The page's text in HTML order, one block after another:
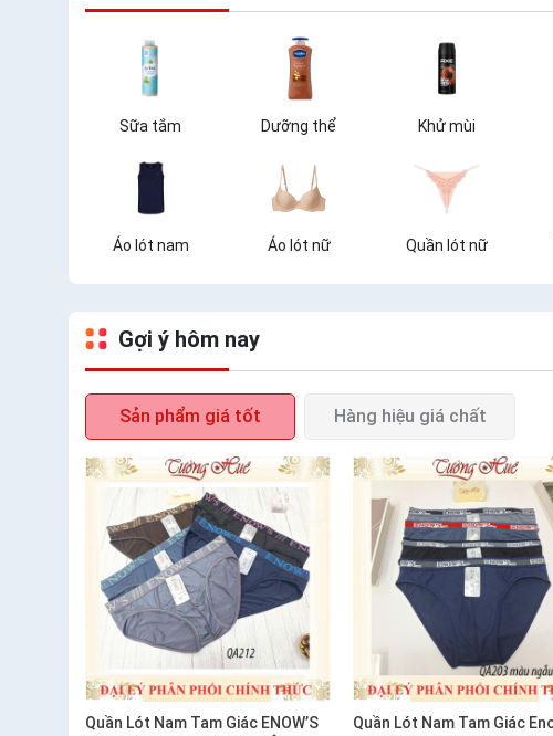
Sữa tắm Dưỡng thể Khử mùi
Áo lót nam Áo lót nữ Quần lót nữ
Gợi ý hôm nay
Sản phẩm giá tốt Hàng hiệu giá chất
Quần Lót Nam Tam Giác ENOW’S
Quần Lót Nam Tam Giác